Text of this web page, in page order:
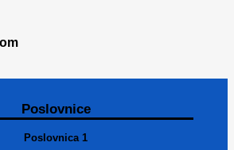
Poslovnice
Poslovnica 1